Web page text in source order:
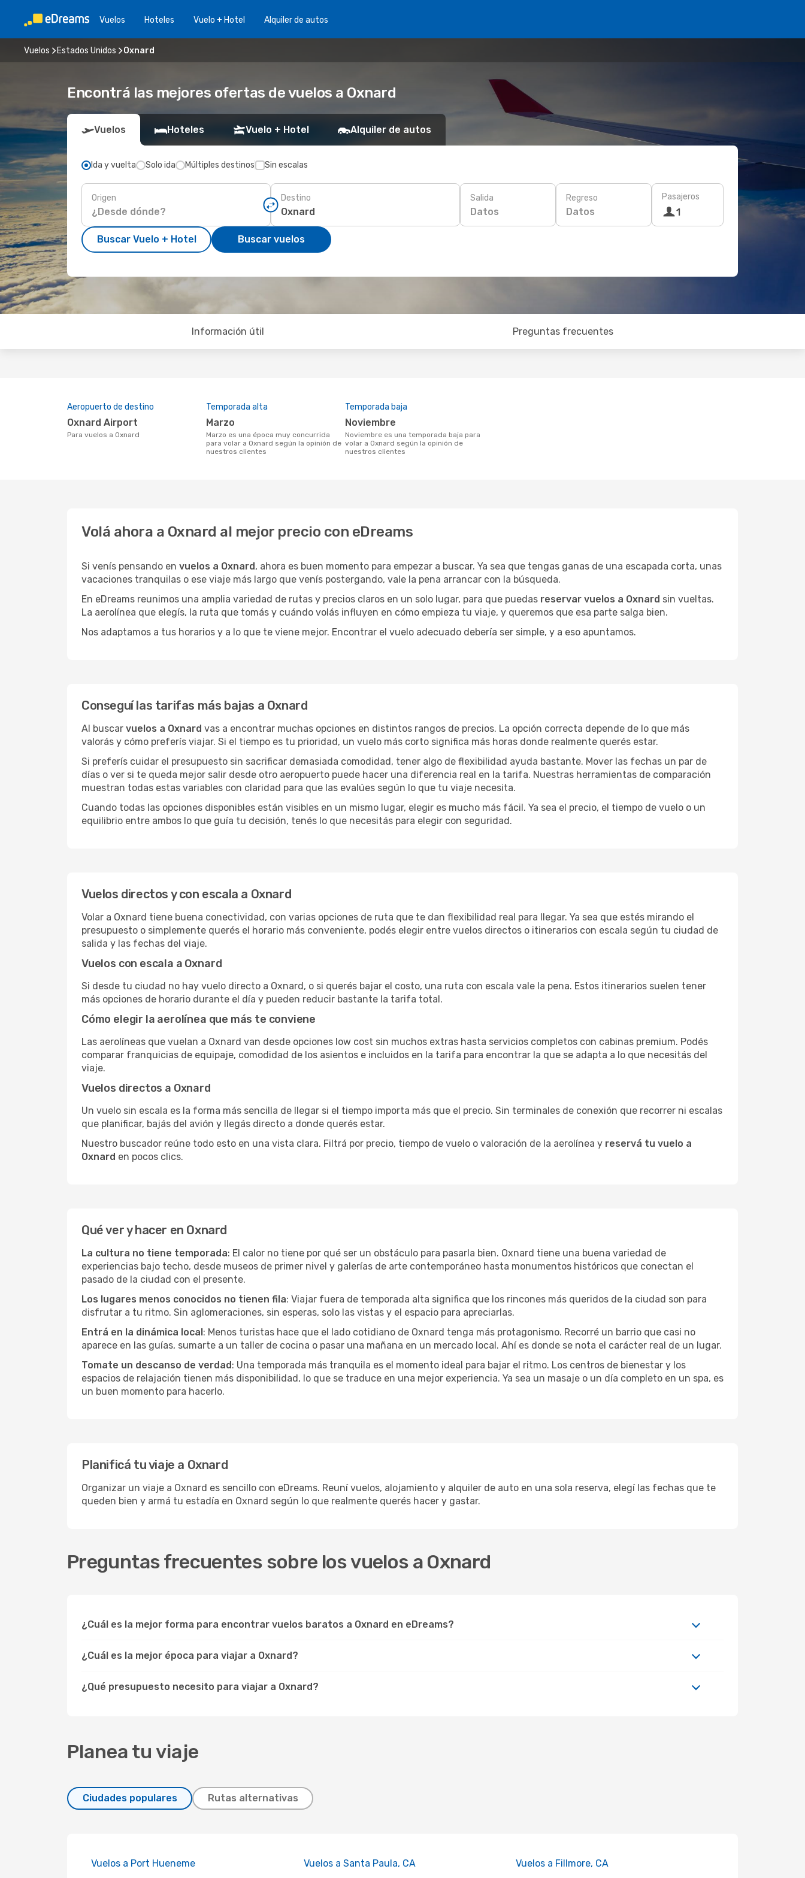
Vuelos Hoteles Vuelo + Hotel Alquiler de autos
Vuelos Estados Unidos Oxnard
Encontrá las mejores ofertas de vuelos a Oxnard
Vuelos Hoteles Vuelo + Hotel Alquiler de autos
Ida y vuelta Solo ida Múltiples destinos Sin escalas
Origen Destino Salida
Datos
Regreso
Datos
Pasajeros
1
Buscar Vuelo + Hotel Buscar vuelos
Información útil Preguntas frecuentes
Aeropuerto de destino
Oxnard Airport
Para vuelos a Oxnard
Temporada alta
marzo
marzo es una época muy concurrida
para volar a Oxnard según la opinión de
nuestros clientes
Temporada baja
noviembre
noviembre es una temporada baja para
volar a Oxnard según la opinión de
nuestros clientes
Volá ahora a Oxnard al mejor precio con eDreams
Si venís pensando en vuelos a Oxnard, ahora es buen momento para empezar a buscar. Ya sea que tengas ganas de una escapada corta, unas
vacaciones tranquilas o ese viaje más largo que venís postergando, vale la pena arrancar con la búsqueda.
En eDreams reunimos una amplia variedad de rutas y precios claros en un solo lugar, para que puedas reservar vuelos a Oxnard sin vueltas.
La aerolínea que elegís, la ruta que tomás y cuándo volás influyen en cómo empieza tu viaje, y queremos que esa parte salga bien.
Nos adaptamos a tus horarios y a lo que te viene mejor. Encontrar el vuelo adecuado debería ser simple, y a eso apuntamos.
Conseguí las tarifas más bajas a Oxnard
Al buscar vuelos a Oxnard vas a encontrar muchas opciones en distintos rangos de precios. La opción correcta depende de lo que más
valorás y cómo preferís viajar. Si el tiempo es tu prioridad, un vuelo más corto significa más horas donde realmente querés estar.
Si preferís cuidar el presupuesto sin sacrificar demasiada comodidad, tener algo de flexibilidad ayuda bastante. Mover las fechas un par de
días o ver si te queda mejor salir desde otro aeropuerto puede hacer una diferencia real en la tarifa. Nuestras herramientas de comparación
muestran todas estas variables con claridad para que las evalúes según lo que tu viaje necesita.
Cuando todas las opciones disponibles están visibles en un mismo lugar, elegir es mucho más fácil. Ya sea el precio, el tiempo de vuelo o un
equilibrio entre ambos lo que guía tu decisión, tenés lo que necesitás para elegir con seguridad.
Vuelos directos y con escala a Oxnard
Volar a Oxnard tiene buena conectividad, con varias opciones de ruta que te dan flexibilidad real para llegar. Ya sea que estés mirando el
presupuesto o simplemente querés el horario más conveniente, podés elegir entre vuelos directos o itinerarios con escala según tu ciudad de
salida y las fechas del viaje.
Vuelos con escala a Oxnard
Si desde tu ciudad no hay vuelo directo a Oxnard, o si querés bajar el costo, una ruta con escala vale la pena. Estos itinerarios suelen tener
más opciones de horario durante el día y pueden reducir bastante la tarifa total.
Cómo elegir la aerolínea que más te conviene
Las aerolíneas que vuelan a Oxnard van desde opciones low cost sin muchos extras hasta servicios completos con cabinas premium. Podés
comparar franquicias de equipaje, comodidad de los asientos e incluidos en la tarifa para encontrar la que se adapta a lo que necesitás del
viaje.
Vuelos directos a Oxnard
Un vuelo sin escala es la forma más sencilla de llegar si el tiempo importa más que el precio. Sin terminales de conexión que recorrer ni escalas
que planificar, bajás del avión y llegás directo a donde querés estar.
Nuestro buscador reúne todo esto en una vista clara. Filtrá por precio, tiempo de vuelo o valoración de la aerolínea y reservá tu vuelo a
Oxnard en pocos clics.
Qué ver y hacer en Oxnard
La cultura no tiene temporada: El calor no tiene por qué ser un obstáculo para pasarla bien. Oxnard tiene una buena variedad de
experiencias bajo techo, desde museos de primer nivel y galerías de arte contemporáneo hasta monumentos históricos que conectan el
pasado de la ciudad con el presente.
Los lugares menos conocidos no tienen fila: Viajar fuera de temporada alta significa que los rincones más queridos de la ciudad son para
disfrutar a tu ritmo. Sin aglomeraciones, sin esperas, solo las vistas y el espacio para apreciarlas.
Entrá en la dinámica local: Menos turistas hace que el lado cotidiano de Oxnard tenga más protagonismo. Recorré un barrio que casi no
aparece en las guías, sumarte a un taller de cocina o pasar una mañana en un mercado local. Ahí es donde se nota el carácter real de un lugar.
Tomate un descanso de verdad: Una temporada más tranquila es el momento ideal para bajar el ritmo. Los centros de bienestar y los
espacios de relajación tienen más disponibilidad, lo que se traduce en una mejor experiencia. Ya sea un masaje o un día completo en un spa, es
un buen momento para hacerlo.
Planificá tu viaje a Oxnard
Organizar un viaje a Oxnard es sencillo con eDreams. Reuní vuelos, alojamiento y alquiler de auto en una sola reserva, elegí las fechas que te
queden bien y armá tu estadía en Oxnard según lo que realmente querés hacer y gastar.
Preguntas frecuentes sobre los vuelos a Oxnard
¿Cuál es la mejor forma para encontrar vuelos baratos a Oxnard en eDreams?
¿Cuál es la mejor época para viajar a Oxnard?
¿Qué presupuesto necesito para viajar a Oxnard?
Planea tu viaje
Ciudades populares Rutas alternativas
Vuelos a Port Hueneme Vuelos a Santa Paula, CA Vuelos a Fillmore, CA